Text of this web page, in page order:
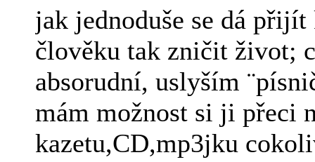
jak jednoduše se dá přijít
člověku tak zničit život;
absorudní, uslyším
mám možnost si ji přeci
kazetu,CD,mp3jku